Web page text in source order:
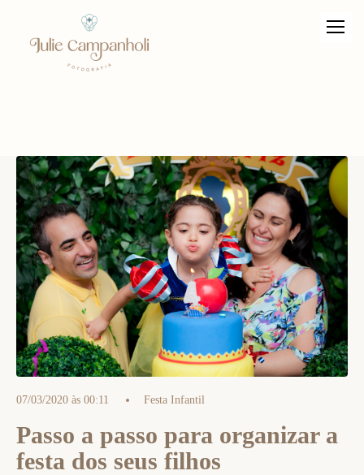
07/03/2020 às 00:11 Festa Infantil
Passo a passo para organizar a
festa dos seus filhos